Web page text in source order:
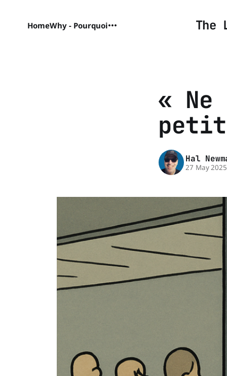
The
HomeWhy - Pourquoi
« Ne
petit
Hal
27 May 2025